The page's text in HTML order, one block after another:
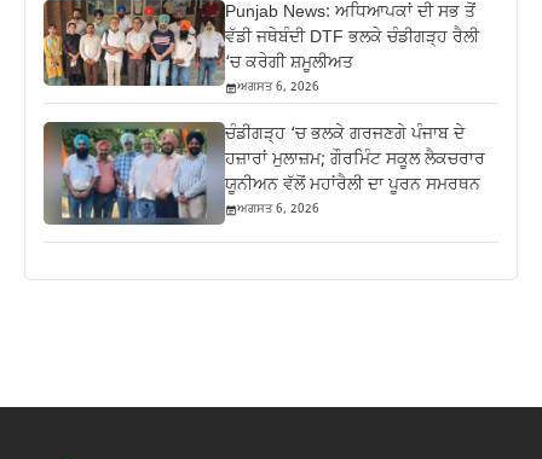
Punjab News: ਅਧਿਆਪਕਾਂ ਦੀ ਸਭ ਤੋਂ
ਵੱਡੀ ਜਥੇਬੰਦੀ DTF ਭਲਕੇ ਚੰਡੀਗੜ੍ਹ ਰੈਲੀ
‘ਚ ਕਰੇਗੀ ਸ਼ਮੂਲੀਅਤ
ਅਗਸਤ 6, 2026
ਚੰਡੀਗੜ੍ਹ ‘ਚ ਭਲਕੇ ਗਰਜਣਗੇ ਪੰਜਾਬ ਦੇ
ਹਜ਼ਾਰਾਂ ਮੁਲਾਜ਼ਮ; ਗੌਰਮਿੰਟ ਸਕੂਲ ਲੈਕਚਰਾਰ
ਯੂਨੀਅਨ ਵੱਲੋਂ ਮਹਾਂਰੈਲੀ ਦਾ ਪੂਰਨ ਸਮਰਥਨ
ਅਗਸਤ 6, 2026